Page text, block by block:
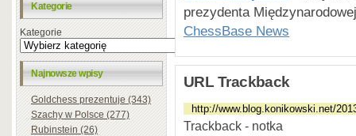
Kategorie
Kategorie
Najnowsze wpisy
Goldchess prezentuje (343)
Szachy w Polsce (277)
Rubinstein (26)
prezydenta
ChessBase News
URL Trackback
Trackback - notka